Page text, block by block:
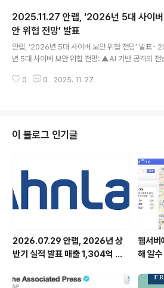
보안 전략 세미나 ‘안랩 ISF 스퀘어(AhnLab ISF
RE) 2025 for Enterprise’를 개최했다. 안랩 ISF
어는 안랩이 다양한 산업군의 고객을 위해 연중 다회
하는 맞춤형 보안 전략 세미나다. 이번 행사에서는 기
전략 ▲생성형 AI 보안 가이드 등..
2025.11.27 안랩, ‘2026년 5대 사이
안 위협 전망’ 발표
안랩, ‘2026년 5대 사이버 보안 위협 전망’ 발표-
년 5대 사이버 보안 위협 전망: ▲AI 기반 공격의 전
▲국가 핵심 인프라에 대한 위협 확대 ▲리눅스 위협
되는 주요 사이버 보안 위협을 분석한 ‘2026년 5대
버 보안 위협 전망’을 발표했다. 안랩은 내년 주목해
▲랜섬웨어 공격 및 피해 심화 ▲공급망 공격 고도
가 핵심 인프라에 대한 위협 확대 ▲리눅스(Linux) ..
0 0 2025. 11. 27.
이 블로그 인기글
2026.07.29 안랩, 2026년 상
반기 실적 발표 매출 1,304억 원,
웹서버
해 알